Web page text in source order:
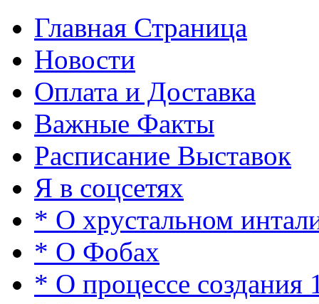
Главная Страница
Новости
Оплата и Доставка
Важные Факты
Расписание Выставок
Я в соцсетях
* О хрустальном
* О Фобах
* О процессе создания